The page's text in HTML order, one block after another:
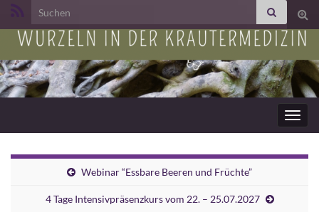
Search for:
Webinar “Essbare Beeren und Früchte”
4 Tage Intensivpräsenzkurs vom 22. – 25.07.2027